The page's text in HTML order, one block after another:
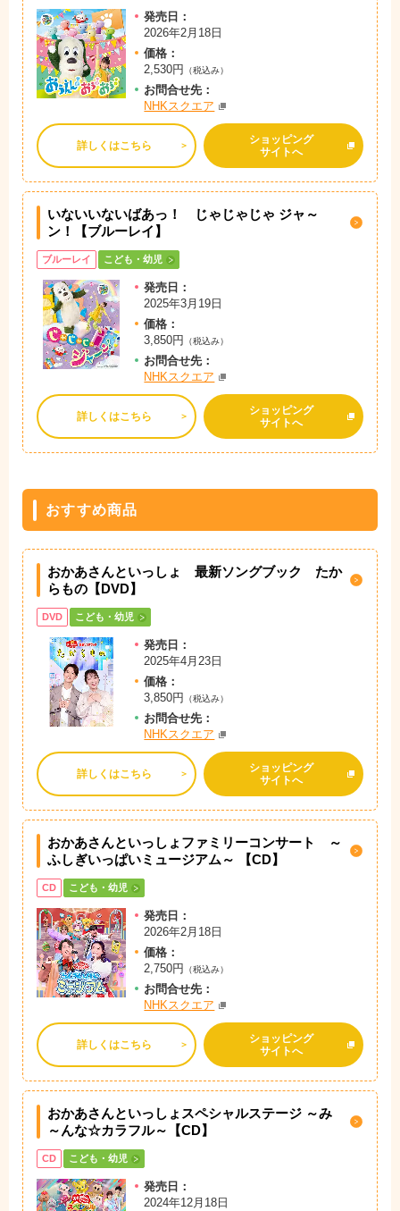
発売日：
2026年2月18日
価格：
2,530円
（税込み）
お問合せ先：
NHKスクエア
詳しくはこちら
ショッピング
サイトへ
いないいないばあっ！ じゃじゃじゃ ジャ～
ン！【ブルーレイ】
ブルーレイ こども・幼児
発売日：
2025年3月19日
価格：
3,850円
（税込み）
お問合せ先：
NHKスクエア
詳しくはこちら
ショッピング
サイトへ
おすすめ商品
おかあさんといっしょ 最新ソングブック たか
らもの【DVD】
DVD こども・幼児
発売日：
2025年4月23日
価格：
3,850円
（税込み）
お問合せ先：
NHKスクエア
詳しくはこちら
ショッピング
サイトへ
おかあさんといっしょファミリーコンサート ～
ふしぎいっぱいミュージアム～ 【CD】
CD こども・幼児
発売日：
2026年2月18日
価格：
2,750円
（税込み）
お問合せ先：
NHKスクエア
詳しくはこちら
ショッピング
サイトへ
おかあさんといっしょスペシャルステージ ～み
～んな☆カラフル～【CD】
CD こども・幼児
発売日：
2024年12月18日